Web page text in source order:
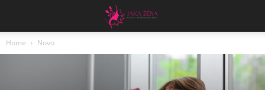
Home Novo